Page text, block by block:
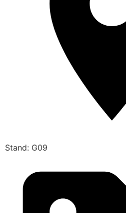
Stand: G09